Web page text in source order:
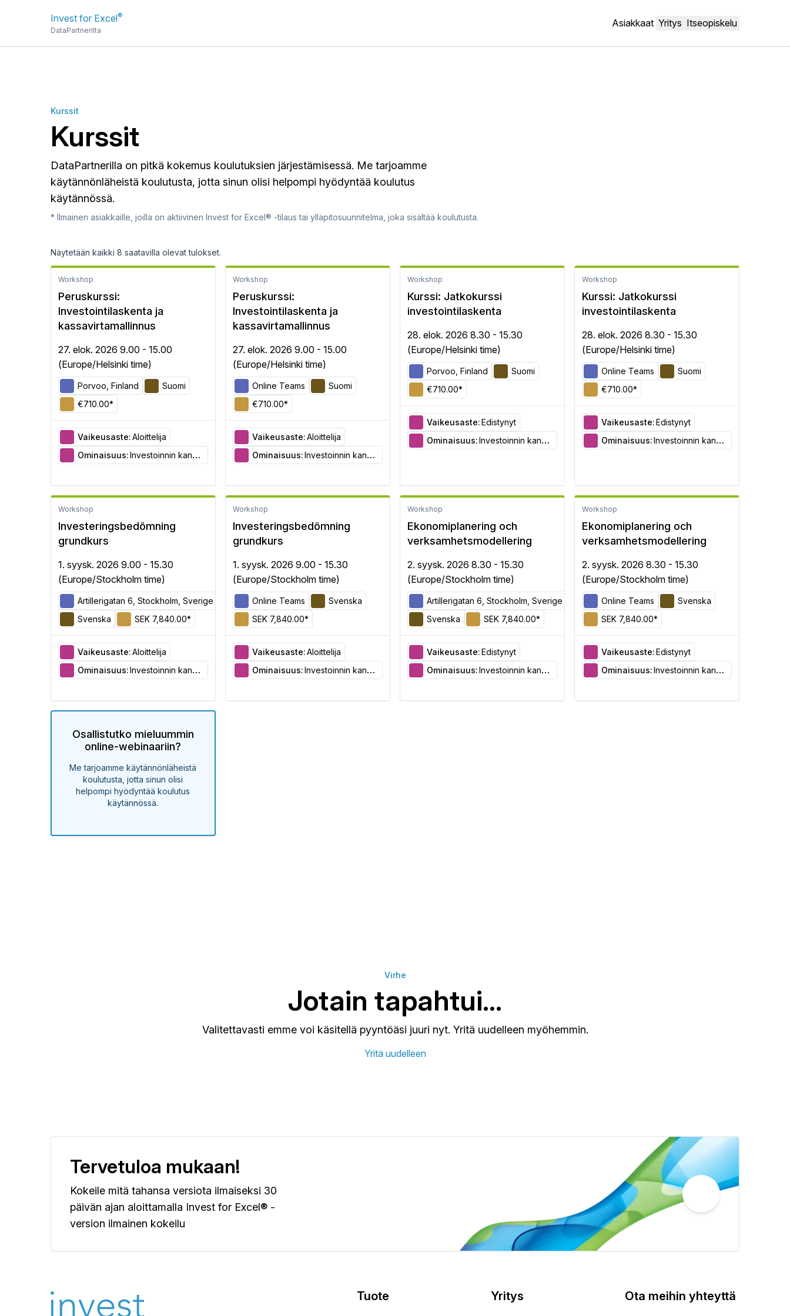
Invest for Excel®
DataPartnerilta
Asiakkaat Yritys Itseopiskelu
Kurssit
Kurssit
DataPartnerilla on pitkä kokemus koulutuksien järjestämisessä. Me tarjoamme
käytännönläheistä koulutusta, jotta sinun olisi helpompi hyödyntää koulutus
käytännössä.
* Ilmainen asiakkaille, joilla on aktiivinen Invest for Excel® -tilaus tai ylläpitosuunnitelma, joka sisältää koulutusta.
Näytetään kaikki 8 saatavilla olevat tulokset.
Workshop
Peruskurssi:
Investointilaskenta ja
kassavirtamallinnus
27. elok. 2026 9.00 - 15.00
(Europe/Helsinki time)
Porvoo, Finland
Suomi
€710.00*
Vaikeusaste:Aloittelija
Ominaisuus:Investoinnin kannattavuuden arviointi
Workshop
Peruskurssi:
Investointilaskenta ja
kassavirtamallinnus
27. elok. 2026 9.00 - 15.00
(Europe/Helsinki time)
Online Teams
Suomi
€710.00*
Vaikeusaste:Aloittelija
Ominaisuus:Investoinnin kannattavuuden arviointi
Workshop
Kurssi: Jatkokurssi
investointilaskenta
28. elok. 2026 8.30 - 15.30
(Europe/Helsinki time)
Porvoo, Finland
Suomi
€710.00*
Vaikeusaste:Edistynyt
Ominaisuus:Investoinnin kannattavuuden arviointi
Workshop
Kurssi: Jatkokurssi
investointilaskenta
28. elok. 2026 8.30 - 15.30
(Europe/Helsinki time)
Online Teams
Suomi
€710.00*
Vaikeusaste:Edistynyt
Ominaisuus:Investoinnin kannattavuuden arviointi
Workshop
Investeringsbedömning
grundkurs
1. syysk. 2026 9.00 - 15.30
(Europe/Stockholm time)
Artillerigatan 6, Stockholm, Sverige
Svenska
SEK 7,840.00*
Vaikeusaste:Aloittelija
Ominaisuus:Investoinnin kannattavuuden arviointi
Workshop
Investeringsbedömning
grundkurs
1. syysk. 2026 9.00 - 15.30
(Europe/Stockholm time)
Online Teams
Svenska
SEK 7,840.00*
Vaikeusaste:Aloittelija
Ominaisuus:Investoinnin kannattavuuden arviointi
Workshop
Ekonomiplanering och
verksamhetsmodellering
2. syysk. 2026 8.30 - 15.30
(Europe/Stockholm time)
Artillerigatan 6, Stockholm, Sverige
Svenska
SEK 7,840.00*
Vaikeusaste:Edistynyt
Ominaisuus:Investoinnin kannattavuuden arviointi
Workshop
Ekonomiplanering och
verksamhetsmodellering
2. syysk. 2026 8.30 - 15.30
(Europe/Stockholm time)
Online Teams
Svenska
SEK 7,840.00*
Vaikeusaste:Edistynyt
Ominaisuus:Investoinnin kannattavuuden arviointi
Osallistutko mieluummin
online-webinaariin?
Me tarjoamme käytännönläheistä
koulutusta, jotta sinun olisi
helpompi hyödyntää koulutus
käytännössä.
Virhe
Jotain tapahtui…
Valitettavasti emme voi käsitellä pyyntöäsi juuri nyt. Yritä uudelleen myöhemmin.
Yritä uudelleen
Tervetuloa mukaan!
Kokeile mitä tahansa versiota ilmaiseksi 30
päivän ajan aloittamalla Invest for Excel® -
version ilmainen kokeilu
Tuote Yritys Ota meihin yhteyttä